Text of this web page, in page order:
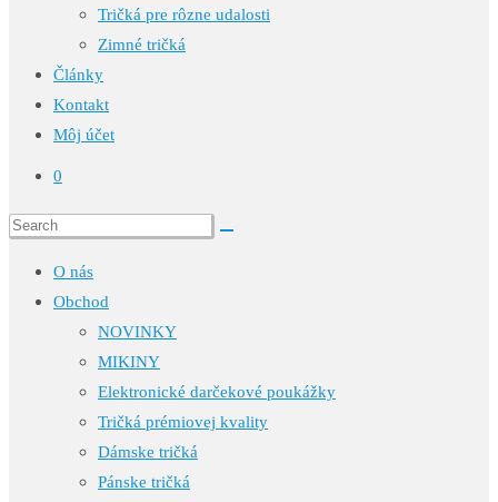
Tričká pre rôzne udalosti
Zimné tričká
Články
Kontakt
Môj účet
0
O nás
Obchod
NOVINKY
MIKINY
Elektronické darčekové poukážky
Tričká prémiovej kvality
Dámske tričká
Pánske tričká